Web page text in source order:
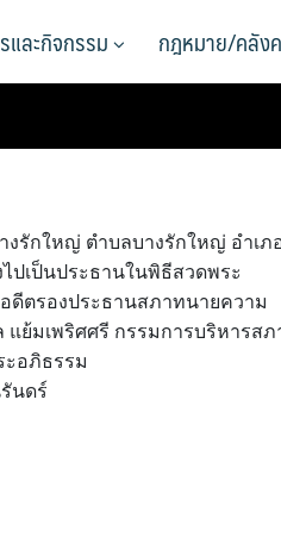
และกิจกรรม กฎหมาย/คลัง
งรักใหญ่ ตำบลบางรักใหญ่ อำเภ
ปเป็นประธานในพิธีสวดพระ
ดีตรองประธานสภาทนายความ
ย้มเพริศศรี กรรมการบริหารสภ
ะอภิธรรม
นดร์